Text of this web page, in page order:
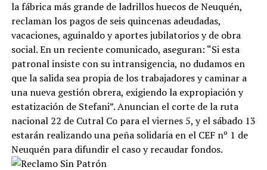
la fábrica más grande de ladrillos huecos de Neuquén,
reclaman los pagos de seis quincenas adeudadas,
vacaciones, aguinaldo y aportes jubilatorios y de obra
social. En un reciente comunicado, aseguran: “Si esta
patronal insiste con su intransigencia, no dudamos en
que la salida sea propia de los trabajadores y caminar a
una nueva gestión obrera, exigiendo la expropiación y
estatización de Stefani”. Anuncian el corte de la ruta
nacional 22 de Cutral Co para el viernes 5, y el sábado 13
estarán realizando una peña solidaria en el CEF nº 1 de
Neuquén para difundir el caso y recaudar fondos.